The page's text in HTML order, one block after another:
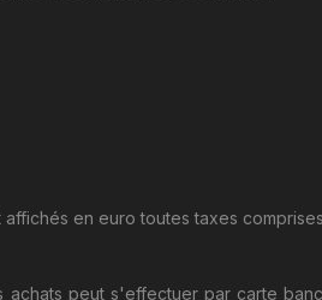
affichés en euro toutes taxes
achats peut s'effectuer par carte